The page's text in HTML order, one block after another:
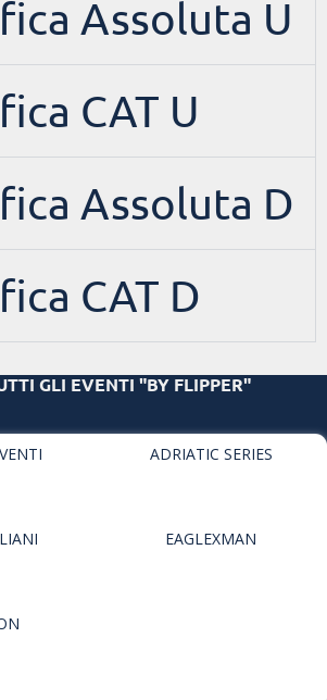
Assoluta U
CAT U
Assoluta D
CAT D
GLI EVENTI "BY FLIPPER"
ADRIATIC SERIES
EAGLEXMAN